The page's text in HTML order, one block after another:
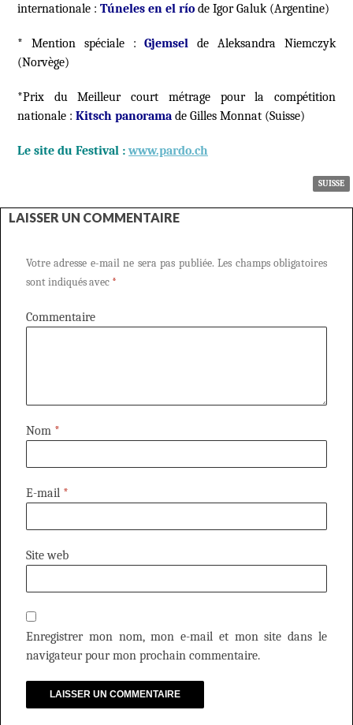
internationale : Túneles en el río de Igor Galuk (Argentine)
* Mention spéciale :Gjemsel de Aleksandra Niemczyk
(Norvège)
*Prix du Meilleur court métrage pour la compétition
nationale : Kitsch panorama de Gilles Monnat (Suisse)
Le site du Festival :www.pardo.ch
SUISSE
LAISSER UN COMMENTAIRE
Votre adresse e-mail ne sera pas publiée. Les champs obligatoires
sont indiqués avec *
Commentaire
Nom *
E-mail *
Site web
Enregistrer mon nom, mon e-mail et mon site dans le
navigateur pour mon prochain commentaire.